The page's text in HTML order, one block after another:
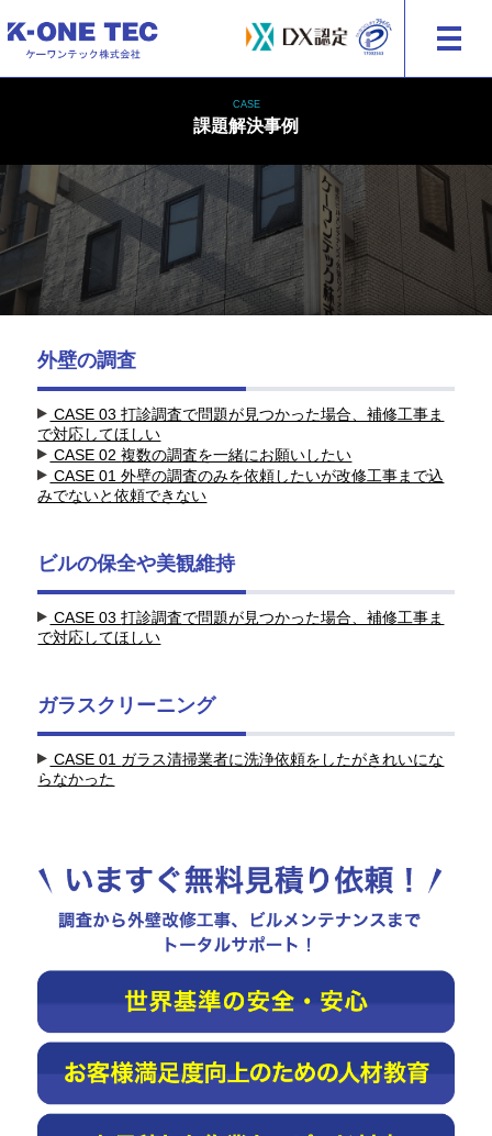
建物・外装の総合メンテナンス ケーワンテック株式会社
CASE
課題解決事例
外壁の調査
CASE 03打診調査で問題が見つかった場合、補修工事ま
で対応してほしい
CASE 02複数の調査を一緒にお願いしたい
CASE 01外壁の調査のみを依頼したいが改修工事まで込
みでないと依頼できない
ビルの保全や美観維持
CASE 03打診調査で問題が見つかった場合、補修工事ま
で対応してほしい
ガラスクリーニング
CASE 01 ガラス清掃業者に洗浄依頼をしたがきれいにな
らなかった